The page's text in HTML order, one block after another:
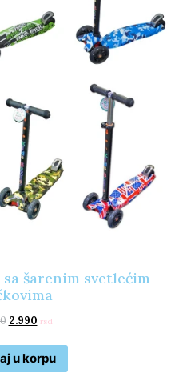
šarenim svetlećim
2.990 rsd
u korpu